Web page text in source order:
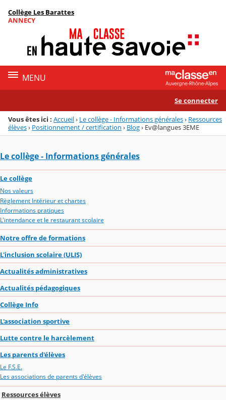
Menu de la rubrique
Contenu
Collège Les Barattes
ANNECY
MENU
Se connecter
Vous êtes ici : Accueil› Le collège - Informations générales› Ressources
élèves› Positionnement / certification › Blog› Ev@langues 3EME
Le collège - Informations générales
Le collège
Nos valeurs
Règlement Intérieur et chartes
Informations pratiques
L'intendance et le restaurant scolaire
Notre offre de formations
L'inclusion scolaire (ULIS)
Actualités administratives
Actualités pédagogiques
Collège Info
L'association sportive
Lutte contre le harcèlement
Les parents d'élèves
Le F.S.E.
Les associations de parents d'élèves
Ressources élèves